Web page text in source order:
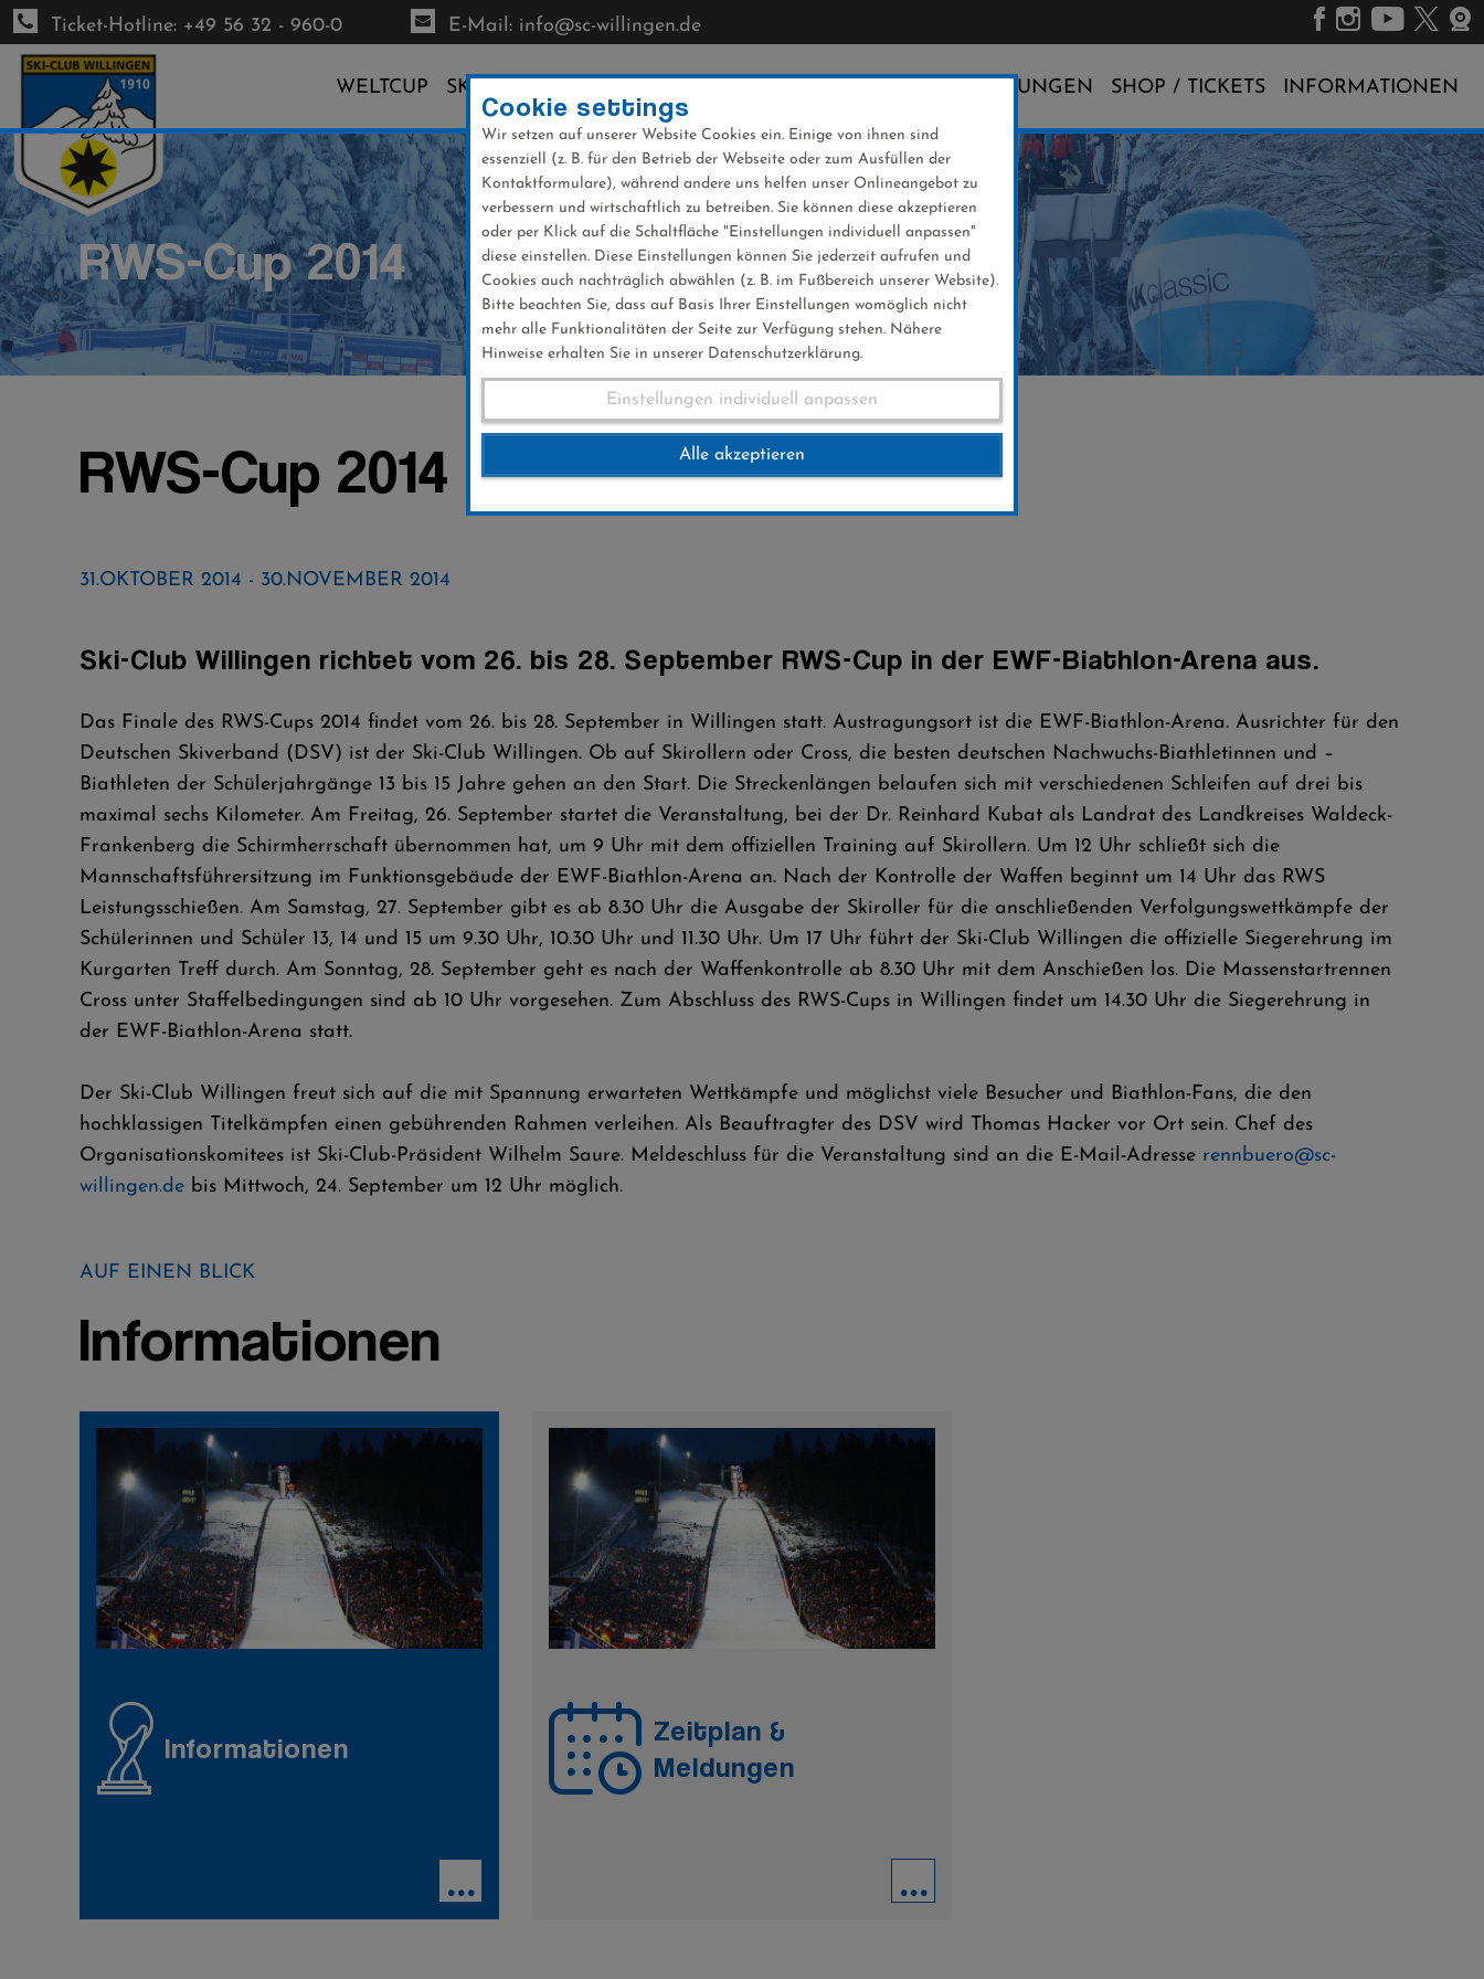
Direkt
zum
Inhalt
Ticket-Hotline: +49 56 32 - 960-0 E-Mail: info@sc-willingen.de
WELTCUP SKI-CLUB VERANSTALTUNGEN SHOP / TICKETS INFORMATIONEN
RWS-Cup 2014
RWS-Cup 2014
31.OKTOBER 2014 - 30.NOVEMBER 2014
Ski-Club Willingen richtet vom 26. bis 28. September RWS-Cup in der EWF-Biathlon-Arena aus.
Das Finale des RWS-Cups 2014 findet vom 26. bis 28. September in Willingen statt. Austragungsort ist die EWF-Biathlon-Arena. Ausrichter für den
Deutschen Skiverband (DSV) ist der Ski-Club Willingen. Ob auf Skirollern oder Cross, die besten deutschen Nachwuchs-Biathletinnen und –
Biathleten der Schülerjahrgänge 13 bis 15 Jahre gehen an den Start. Die Streckenlängen belaufen sich mit verschiedenen Schleifen auf drei bis
maximal sechs Kilometer. Am Freitag, 26. September startet die Veranstaltung, bei der Dr. Reinhard Kubat als Landrat des Landkreises Waldeck-
Frankenberg die Schirmherrschaft übernommen hat, um 9 Uhr mit dem offiziellen Training auf Skirollern. Um 12 Uhr schließt sich die
Mannschaftsführersitzung im Funktionsgebäude der EWF-Biathlon-Arena an. Nach der Kontrolle der Waffen beginnt um 14 Uhr das RWS
Leistungsschießen. Am Samstag, 27. September gibt es ab 8.30 Uhr die Ausgabe der Skiroller für die anschließenden Verfolgungswettkämpfe der
Schülerinnen und Schüler 13, 14 und 15 um 9.30 Uhr, 10.30 Uhr und 11.30 Uhr. Um 17 Uhr führt der Ski-Club Willingen die offizielle Siegerehrung im
Kurgarten Treff durch. Am Sonntag, 28. September geht es nach der Waffenkontrolle ab 8.30 Uhr mit dem Anschießen los. Die Massenstartrennen
Cross unter Staffelbedingungen sind ab 10 Uhr vorgesehen. Zum Abschluss des RWS-Cups in Willingen findet um 14.30 Uhr die Siegerehrung in
der EWF-Biathlon-Arena statt.
Der Ski-Club Willingen freut sich auf die mit Spannung erwarteten Wettkämpfe und möglichst viele Besucher und Biathlon-Fans, die den
hochklassigen Titelkämpfen einen gebührenden Rahmen verleihen. Als Beauftragter des DSV wird Thomas Hacker vor Ort sein. Chef des
Organisationskomitees ist Ski-Club-Präsident Wilhelm Saure. Meldeschluss für die Veranstaltung sind an die E-Mail-Adresse rennbuero@sc-
willingen.de bis Mittwoch, 24. September um 12 Uhr möglich.
AUF EINEN BLICK
Informationen
Informationen
...
Zeitplan &
Meldungen
...
Cookie settings
Wir setzen auf unserer Website Cookies ein. Einige von ihnen sind
essenziell (z. B. für den Betrieb der Webseite oder zum Ausfüllen der
Kontaktformulare), während andere uns helfen unser Onlineangebot zu
verbessern und wirtschaftlich zu betreiben. Sie können diese akzeptieren
oder per Klick auf die Schaltfläche "Einstellungen individuell anpassen"
diese einstellen. Diese Einstellungen können Sie jederzeit aufrufen und
Cookies auch nachträglich abwählen (z. B. im Fußbereich unserer Website).
Bitte beachten Sie, dass auf Basis Ihrer Einstellungen womöglich nicht
mehr alle Funktionalitäten der Seite zur Verfügung stehen. Nähere
Hinweise erhalten Sie in unserer Datenschutzerklärung.
Einstellungen individuell anpassen
Alle akzeptieren